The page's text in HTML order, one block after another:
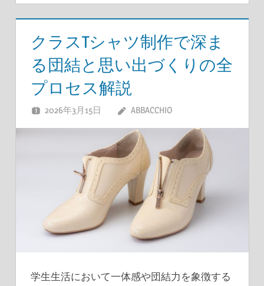
クラスTシャツ制作で深ま
る団結と思い出づくりの全
プロセス解説
2026年3月15日 ABBACCHIO
学生生活において一体感や団結力を象徴する